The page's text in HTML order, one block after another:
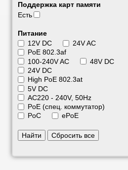
Поддержка карт памяти
Есть
Питание
12V DC
24V AC
PoE 802.3af
100-240V AC
48V DC
24V DC
High PoE 802.3at
5V DC
АС220 - 240V, 50Hz
PoE (спец. коммутатор)
PoC
ePoE
Найти Сбросить все